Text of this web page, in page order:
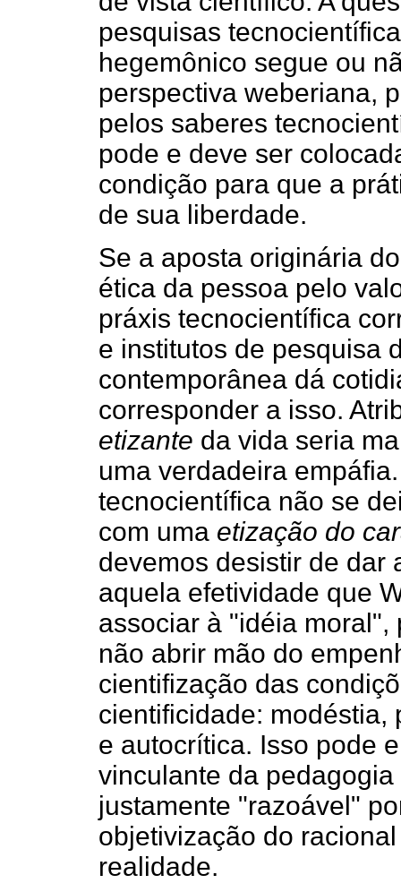
pesquisas
hegemônico segue ou
perspectiva weberiana,
pelos saberes
pode e deve ser
condição para que a
de sua liberdade.
Se a aposta originária
ética da pessoa pelo
práxis tecnocientífica
e institutos de pesquisa
contemporânea dá
corresponder a isso.
etizante da vida seria
uma verdadeira
tecnocientífica não se
com uma etização do
devemos desistir de dar
aquela efetividade que
associar à "idéia
não abrir mão do
cientifização das
cientificidade: modéstia,
e autocrítica. Isso pode
vinculante da
justamente "razoável"
objetivização do
realidade.